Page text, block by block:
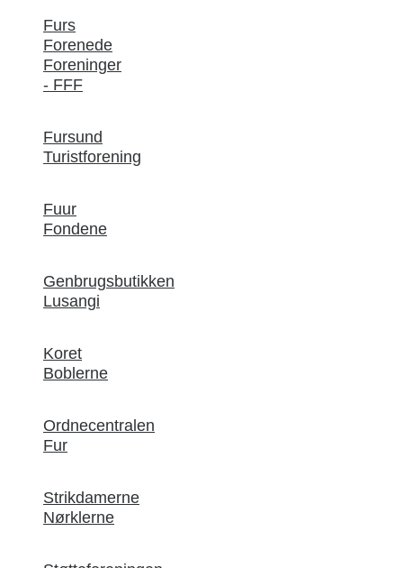
Furs
Forenede
Foreninger
- FFF
Fursund
Turistforening
Fuur
Fondene
Genbrugsbutikken
Lusangi
Koret
Boblerne
Ordnecentralen
Fur
Strikdamerne
Nørklerne